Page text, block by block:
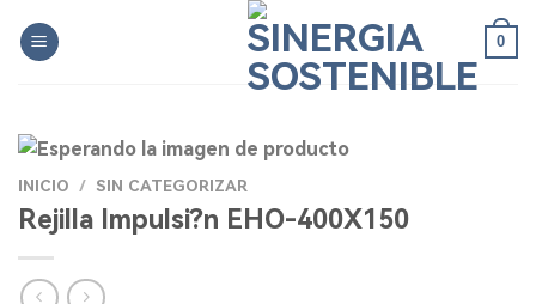
0
INICIO / SIN CATEGORIZAR
Rejilla Impulsi?n EHO-400X150